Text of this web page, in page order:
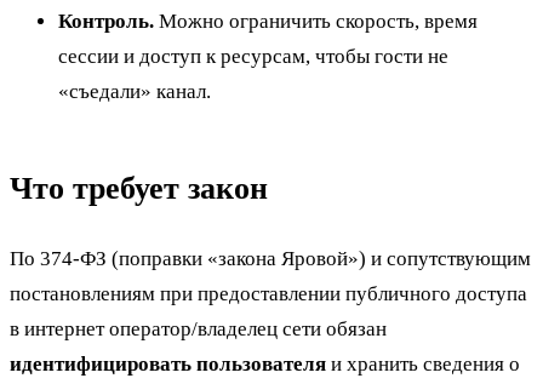
Контроль. Можно ограничить скорость, время
сессии и доступ к ресурсам, чтобы гости не
«съедали» канал.
Что требует закон
По 374-ФЗ (поправки «закона Яровой») и сопутствующим
постановлениям при предоставлении публичного доступа
в интернет оператор/владелец сети обязан
идентифицировать пользователя и хранить сведения о